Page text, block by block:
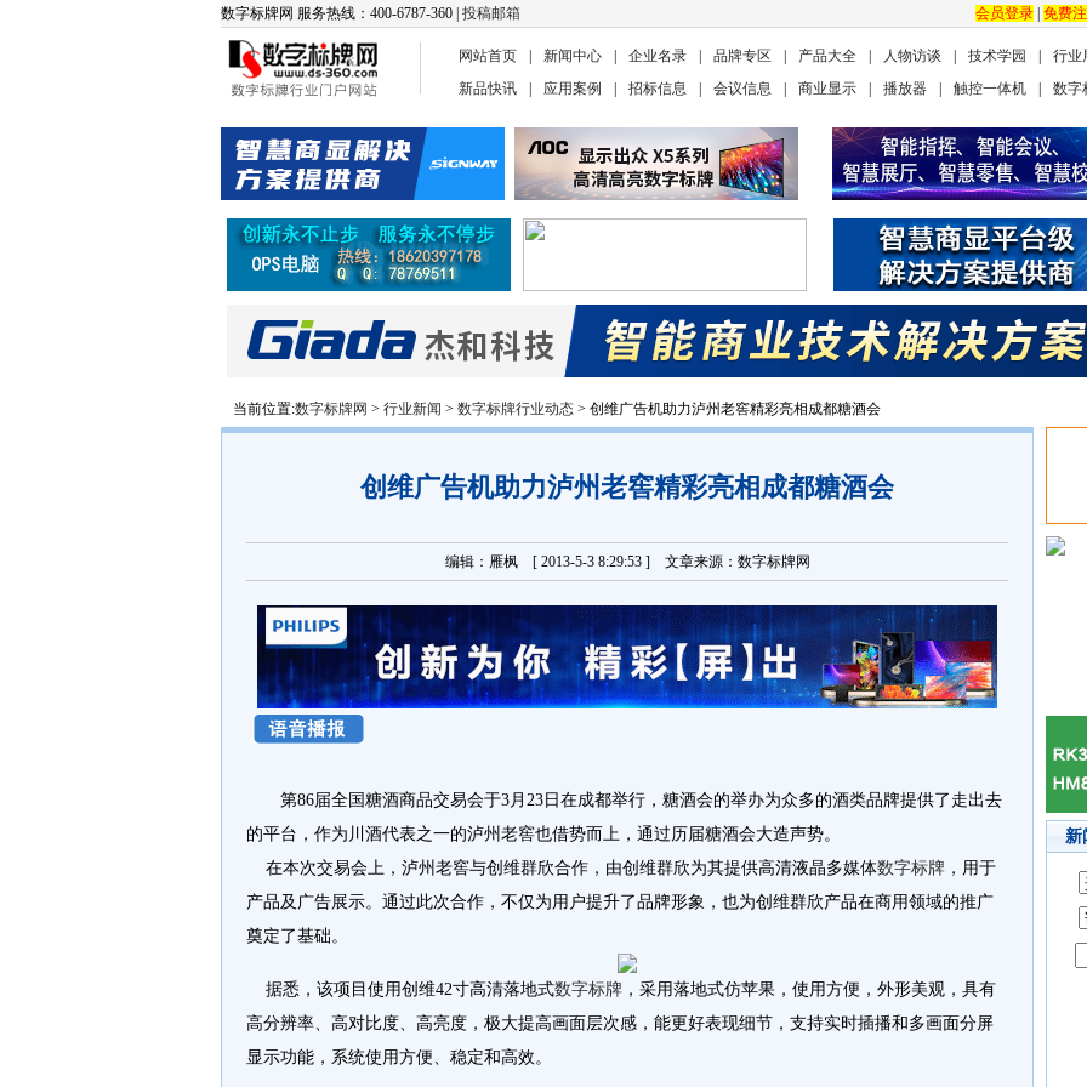
数字标牌网 服务热线：400-6787-360 | 投稿邮箱 会员登录 免费
网站首页 新闻中心 企业名录 品牌专区 产品大全 人物访谈 技术学园
行业
新品快讯
应用案例 招标信息 会议信息 商业显示 播放器 触控一体机 数字
当前位置:数字标牌网 > 行业新闻 > 数字标牌行业动态 > 创维广告机助力泸州老窖精彩亮相成都糖酒会
创维广告机助力泸州老窖精彩亮相成都糖酒会
编辑：雁枫 [ 2013-5-3 8:29:53 ] 文章来源：数字标牌网
第86届全国糖酒商品交易会于3月23日在成都举行，糖酒会的举办为众多的酒类品牌提供了走出去
的平台，作为川酒代表之一的泸州老窖也借势而上，通过历届糖酒会大造声势。
在本次交易会上，泸州老窖与创维群欣合作，由创维群欣为其提供高清液晶多媒体数字标牌 ，用于
产品及广告展示。通过此次合作，不仅为用户提升了品牌形象，也为创维群欣产品在商用领域的推广
奠定了基础。
据悉，该项目使用创维42寸高清落地式数字标牌 ，采用落地式仿苹果，使用方便，外形美观，具有
高分辨率、高对比度、高亮度，极大提高画面层次感，能更好表现细节，支持实时插播和多画面分屏
显示功能，系统使用方便、稳定和高效。
新